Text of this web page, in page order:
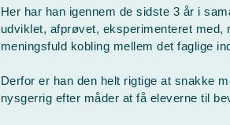
Her har han igennem de sidste 3 år i
udviklet, afprøvet, eksperimenteret
meningsfuld kobling mellem det faglige
Derfor er han den helt rigtige at snakke
nysgerrig efter måder at få eleverne til